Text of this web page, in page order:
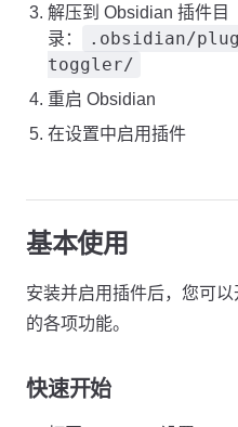
解压到 Obsidian 插件目
录：
.obsidian/
toggler/
重启 Obsidian
在设置中启用插件
基本使用
安装并启用插件后，您可
的各项功能。
快速开始